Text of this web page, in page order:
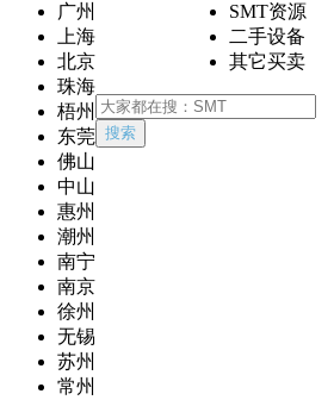
广州
上海
北京
珠海
梧州
东莞
佛山
中山
惠州
潮州
南宁
南京
徐州
无锡
苏州
常州
SMT资源
二手设备
其它买卖
搜索